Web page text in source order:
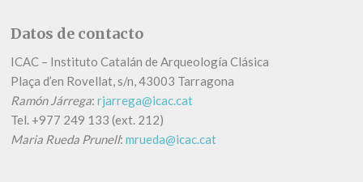
Datos de contacto
ICAC – Instituto Catalán de Arqueología Clásica
Plaça d’en Rovellat, s/n, 43003 Tarragona
Ramón Járrega:rjarrega@icac.cat
Tel. +977 249 133 (ext. 212)
Maria Rueda Prunell:mrueda@icac.cat